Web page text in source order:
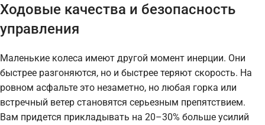
Ходовые качества и безопасность
управления
Маленькие колеса имеют другой момент инерции. Они
быстрее разгоняются, но и быстрее теряют скорость. На
ровном асфальте это незаметно, но любая горка или
встречный ветер становятся серьезным препятствием.
Вам придется прикладывать на 20–30% больше усилий